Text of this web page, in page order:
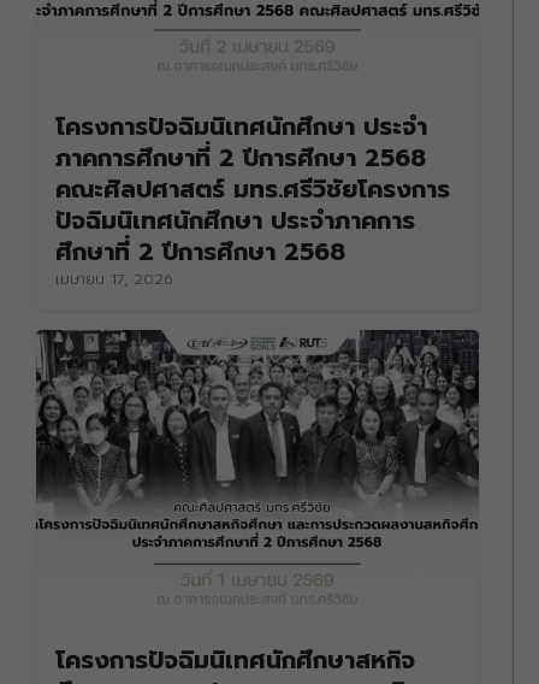
โครงการปัจฉิมนิเทศนักศึกษา ประจำ
ภาคการศึกษาที่ 2 ปีการศึกษา 2568
คณะศิลปศาสตร์ มทร.ศรีวิชัยโครงการ
ปัจฉิมนิเทศนักศึกษา ประจำภาคการ
ศึกษาที่ 2 ปีการศึกษา 2568
เมษายน 17, 2026
โครงการปัจฉิมนิเทศนักศึกษาสหกิจ